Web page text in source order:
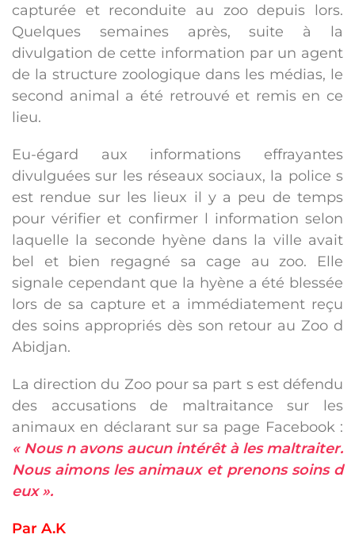
capturée et reconduite au zoo depuis lors.
Quelques semaines après, suite à la
divulgation de cette information par un agent
de la structure zoologique dans les médias, le
second animal a été retrouvé et remis en ce
lieu.
Eu-égard aux informations effrayantes
divulguées sur les réseaux sociaux, la police s
est rendue sur les lieux il y a peu de temps
pour vérifier et confirmer l information selon
laquelle la seconde hyène dans la ville avait
bel et bien regagné sa cage au zoo. Elle
signale cependant que la hyène a été blessée
lors de sa capture et a immédiatement reçu
des soins appropriés dès son retour au Zoo d
Abidjan.
La direction du Zoo pour sa part s est défendu
des accusations de maltraitance sur les
animaux en déclarant sur sa page Facebook :
« Nous n avons aucun intérêt à les maltraiter.
Nous aimons les animaux et prenons soins d
eux ».
Par A.K